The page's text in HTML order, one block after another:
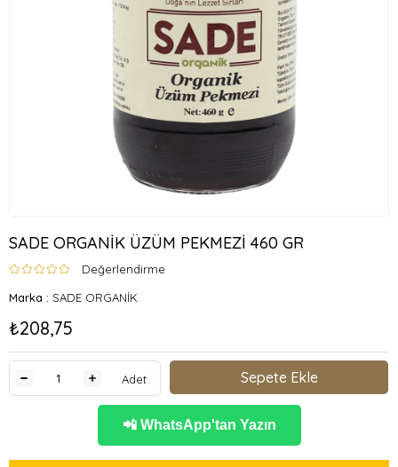
SADE ORGANİK ÜZÜM PEKMEZİ 460 GR
Değerlendirme
Marka : SADE ORGANİK
₺208,75
Adet
📲 WhatsApp'tan Yazın